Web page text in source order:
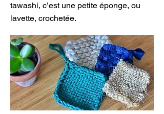
tawashi, c’est une petite éponge, ou
lavette, crochetée.